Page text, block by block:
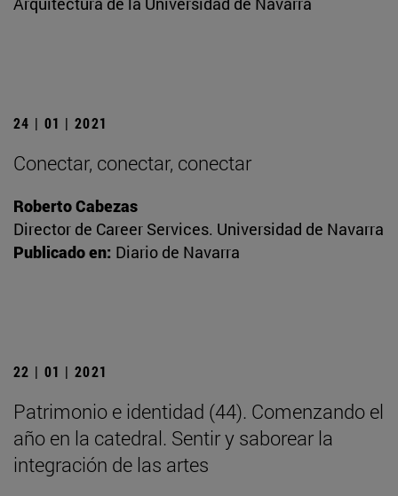
24 | 01 | 2021
Conectar, conectar, conectar
Roberto Cabezas
Director de Career Services. Universidad de Navarra
Publicado en: Diario de Navarra
22 | 01 | 2021
Patrimonio e identidad (44). Comenzando el
año en la catedral. Sentir y saborear la
integración de las artes